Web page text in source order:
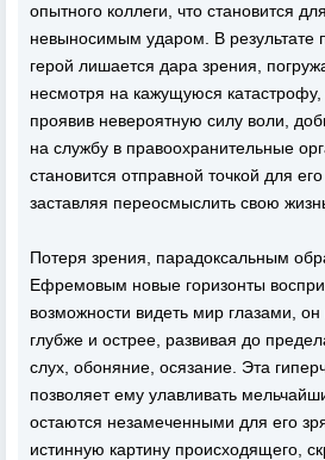
опытного коллеги, что становится
невыносимым ударом. В результате
герой лишается дара зрения,
несмотря на кажущуюся катастрофу,
проявив невероятную силу воли,
на службу в правоохранительные
становится отправной точкой для
заставляя переосмыслить свою
Потеря зрения, парадоксальным
Ефремовым новые горизонты
возможности видеть мир глазами,
глубже и острее, развивая до
слух, обоняние, осязание. Эта
позволяет ему улавливать
остаются незамеченными для его
истинную картину происходящего,